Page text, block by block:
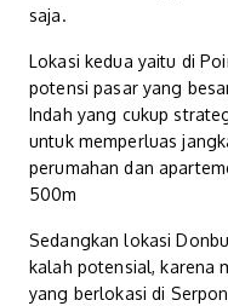
saja.
Lokasi kedua yaitu di
potensi pasar yang
Indah yang cukup
untuk memperluas
perumahan dan
500m
Sedangkan lokasi
kalah potensial, karena
yang berlokasi di